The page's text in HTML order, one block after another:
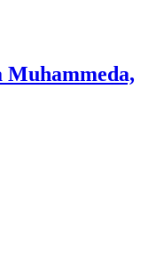
Muhammeda,